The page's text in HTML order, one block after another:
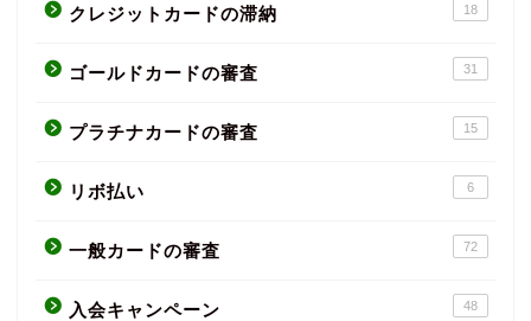
クレジットカードの滞納 18
ゴールドカードの審査 31
プラチナカードの審査 15
リボ払い 6
一般カードの審査 72
入会キャンペーン 48